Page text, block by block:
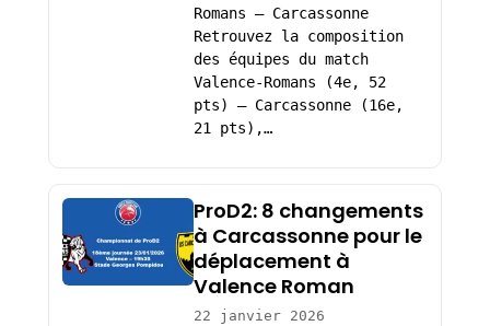
Romans – Carcassonne
Retrouvez la composition
des équipes du match
Valence-Romans (4e, 52
pts) – Carcassonne (16e,
21 pts),…
ProD2: 8 changements
à Carcassonne pour le
déplacement à
Valence Roman
22 janvier 2026